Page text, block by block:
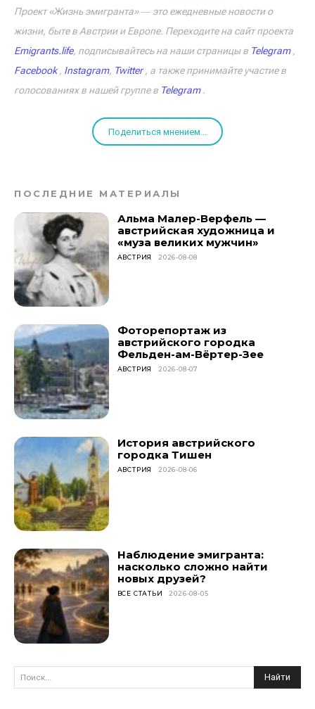
Проект «Жизнь эмигранта» ― это ежедневные новости о
жизни, быте в Австрии и Европе. Переходите на сайт проекта
Emigrants.life, подписывайтесь на наши страницы в Telegram,
Facebook, Instagram, Twitter, а также принимайте участие в
голосованиях в нашей группе в Telegram.
Поделиться мнением...
ПОСЛЕДНИЕ МАТЕРИАЛЫ
Альма Малер-Верфель —
австрийская художница и
«муза великих мужчин»
АВСТРИЯ 2026-08-08
Фоторепортаж из
австрийского городка
Фельден-ам-Вёртер-Зее
АВСТРИЯ 2026-08-07
История австрийского
городка Тишен
АВСТРИЯ 2026-08-06
Наблюдение эмигранта:
насколько сложно найти
новых друзей?
ВСЕ СТАТЬИ 2026-08-05
Поиск... Найти